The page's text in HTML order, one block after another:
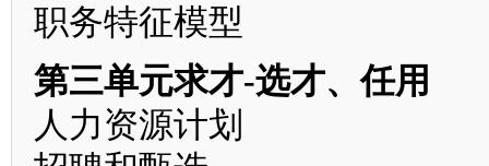
职务特征模型
第三单元求才-选才、任用
人力资源计划